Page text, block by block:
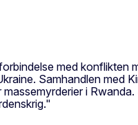
med
Samhandlen
i